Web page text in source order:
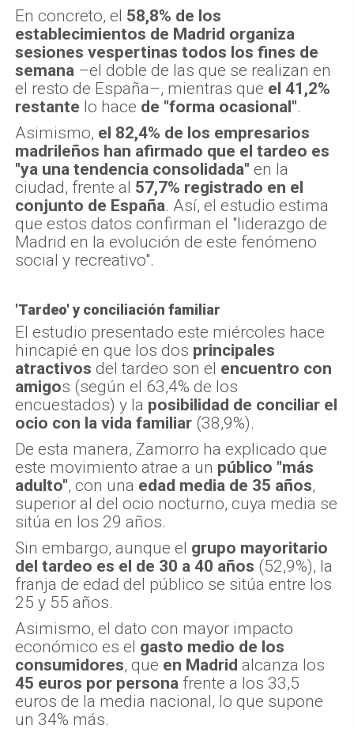
En concreto, el 58,8% de los
establecimientos de Madrid organiza
sesiones vespertinas todos los fines de
semana –el doble de las que se realizan en
el resto de España–, mientras que el 41,2%
restante lo hace de "forma ocasional".
Asimismo, el 82,4% de los empresarios
madrileños han afirmado que el tardeo es
"ya una tendencia consolidada" en la
ciudad, frente al 57,7% registrado en el
conjunto de España. Así, el estudio estima
que estos datos confirman el "liderazgo de
Madrid en la evolución de este fenómeno
social y recreativo".
'Tardeo' y conciliación familiar
El estudio presentado este miércoles hace
hincapié en que los dos principales
atractivos del tardeo son el encuentro con
amigos (según el 63,4% de los
encuestados) y la posibilidad de conciliar el
ocio con la vida familiar (38,9%).
De esta manera, Zamorro ha explicado que
este movimiento atrae a un público "más
adulto", con una edad media de 35 años,
superior al del ocio nocturno, cuya media se
sitúa en los 29 años.
Sin embargo, aunque el grupo mayoritario
del tardeo es el de 30 a 40 años (52,9%), la
franja de edad del público se sitúa entre los
25 y 55 años.
Asimismo, el dato con mayor impacto
económico es el gasto medio de los
consumidores, que en Madrid alcanza los
45 euros por persona frente a los 33,5
euros de la media nacional, lo que supone
un 34% más.